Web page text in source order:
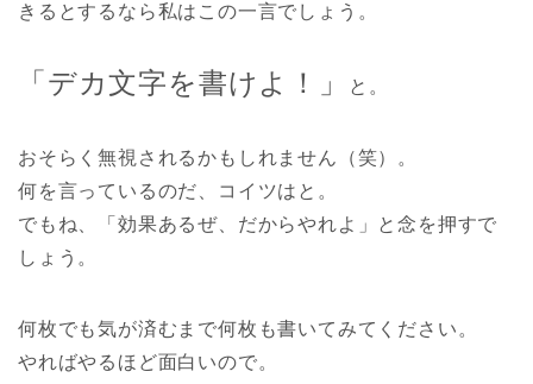
きるとするなら私はこの一言でしょう。
「デカ文字を書けよ！」 と。
おそらく無視されるかもしれません（笑）。
何を言っているのだ、コイツはと。
でもね、「効果あるぜ、だからやれよ」と念を押すで
しょう。
何枚でも気が済むまで何枚も書いてみてください。
やればやるほど面白いので。